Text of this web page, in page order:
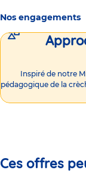
Nos engagements
Inspiré de notre
pédagogique de la
Ces offres